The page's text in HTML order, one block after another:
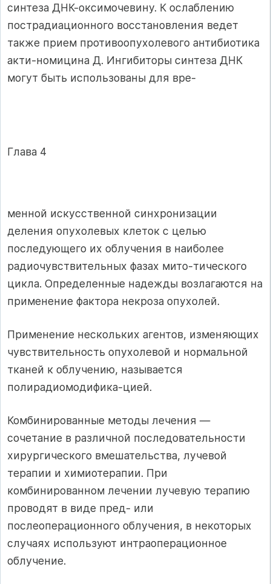
синтеза ДНК-оксимочевину. К ослаблению
пострадиационного восстановления ведет
также прием противоопухолевого антибиотика
акти-номицина Д. Ингибиторы синтеза ДНК
могут быть использованы для вре-
Глава 4
менной искусственной синхронизации
деления опухолевых клеток с целью
последующего их облучения в наиболее
радиочувствительных фазах мито-тического
цикла. Определенные надежды возлагаются на
применение фак­тора некроза опухолей.
Применение нескольких агентов, изменяющих
чувствительность опухо­левой и нормальной
тканей к облучению, называется
полирадиомодифика-цией.
Комбинированные методы лечения —
сочетание в различной последо­вательности
хирургического вмешательства, лучевой
терапии и химиоте­рапии. При
комбинированном лечении лучевую терапию
проводят в виде пред- или
послеоперационного облучения, в некоторых
случаях использу­ют интраоперационное
облучение.